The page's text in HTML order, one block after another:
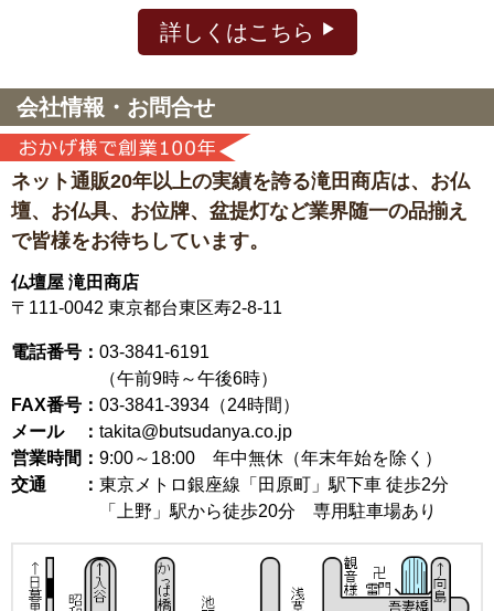
詳しくはこちら
会社情報・お問合せ
ネット通販20年以上の実績を誇る滝田商店は、 お仏
壇、お仏具、お位牌、盆提灯など業界随一の品揃え
で皆様をお待ちしています。
仏壇屋 滝田商店
〒111-0042 東京都台東区寿2-8-11
電話番号： 03-3841-6191
（午前9時～午後6時）
FAX番号： 03-3841-3934（24時間）
メール ： takita@butsudanya.co.jp
営業時間： 9:00～18:00 年中無休（年末年始を除く）
交通 ： 東京メトロ銀座線「田原町」駅下車 徒歩2分
「上野」駅から徒歩20分 専用駐車場あり